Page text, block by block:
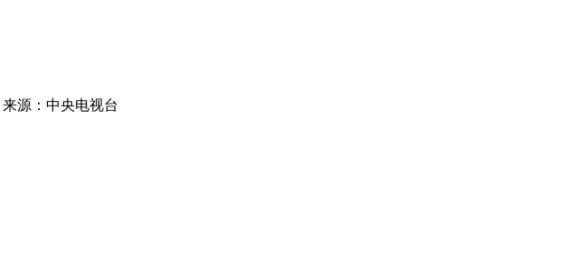
来源：中央电视台